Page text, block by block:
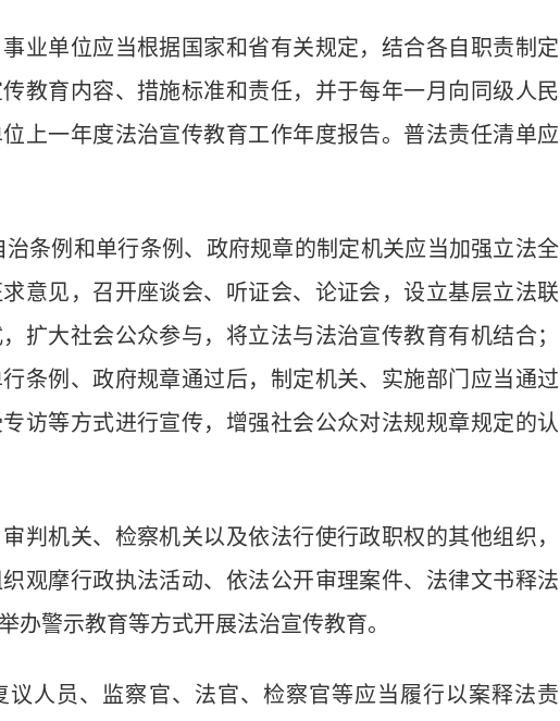
单位应当根据国家和省有关规定，结合各自职责制定
教育内容、措施标准和责任，并于每年一月向同级人民
上一年度法治宣传教育工作年度报告。普法责任清单应
条例和单行条例、政府规章的制定机关应当加强立法全
意见，召开座谈会、听证会、论证会，设立基层立法联
扩大社会公众参与，将立法与法治宣传教育有机结合；
条例、政府规章通过后，制定机关、实施部门应当通过
访等方式进行宣传，增强社会公众对法规规章规定的认
机关、检察机关以及依法行使行政职权的其他组织，
观摩行政执法活动、依法公开审理案件、法律文书释法
办警示教育等方式开展法治宣传教育。
人员、监察官、法官、检察官等应当履行以案释法责